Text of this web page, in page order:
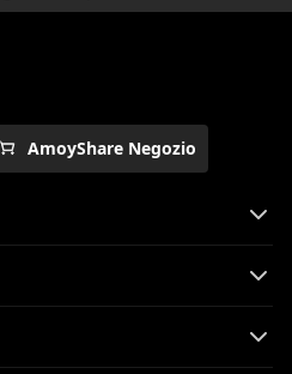
AmoyShare Negozio